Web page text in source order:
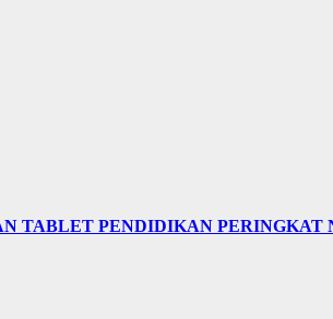
TABLET PENDIDIKAN PERINGKAT